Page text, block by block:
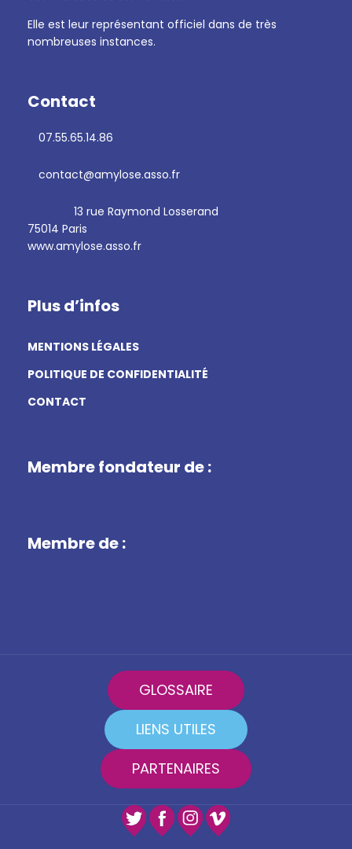
Elle est leur représentant officiel dans de très
nombreuses instances.
Contact
07.55.65.14.86
contact@amylose.asso.fr
13 rue Raymond Losserand
75014 Paris
www.amylose.asso.fr
Plus d’infos
MENTIONS LÉGALES
POLITIQUE DE CONFIDENTIALITÉ
CONTACT
Membre fondateur de :
Membre de :
GLOSSAIRE
LIENS UTILES
PARTENAIRES